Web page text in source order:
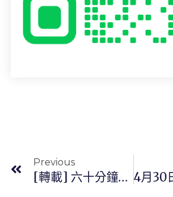
Previous
[轉載] 六十分鐘的單車運動